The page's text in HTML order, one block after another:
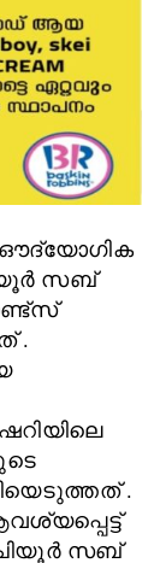
ഔദ്യോഗിക
സബ്
.
.
സബ്